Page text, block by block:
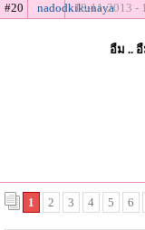
#20 nadodkikunaya
18-11-2013 -
อืม ..
1 2 3 4 5 6